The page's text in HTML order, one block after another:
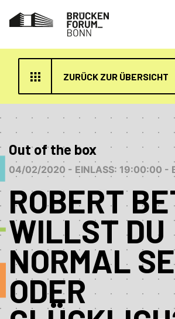
ZURÜCK ZUR ÜBERSICHT
Out of the box
04/02/2020 - EINLASS: 19:00:00 -
ROBERT
WILLST DU
NORMAL
ODER